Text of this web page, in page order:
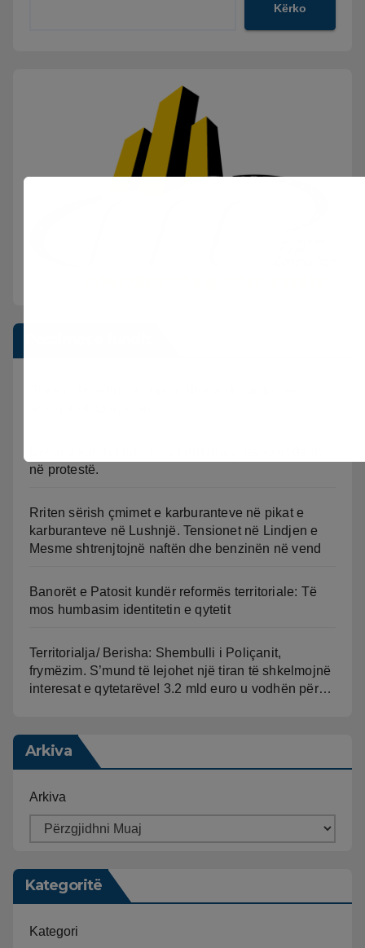
Kërko
në protestë.
Rriten sërish çmimet e karburanteve në pikat e
karburanteve në Lushnjë. Tensionet në Lindjen e
Mesme shtrenjtojnë naftën dhe benzinën në vend
Banorët e Patosit kundër reformës territoriale: Të
mos humbasim identitetin e qytetit
Territorialja/ Berisha: Shembulli i Poliçanit,
frymëzim. S’mund të lejohet një tiran të shkelmojnë
interesat e qytetarëve! 3.2 mld euro u vodhën për…
Arkiva
Arkiva
Kategoritë
Kategori